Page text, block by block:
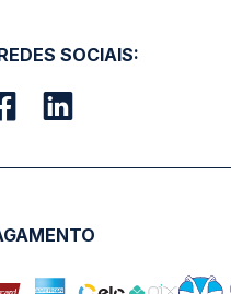
SOCIAIS: